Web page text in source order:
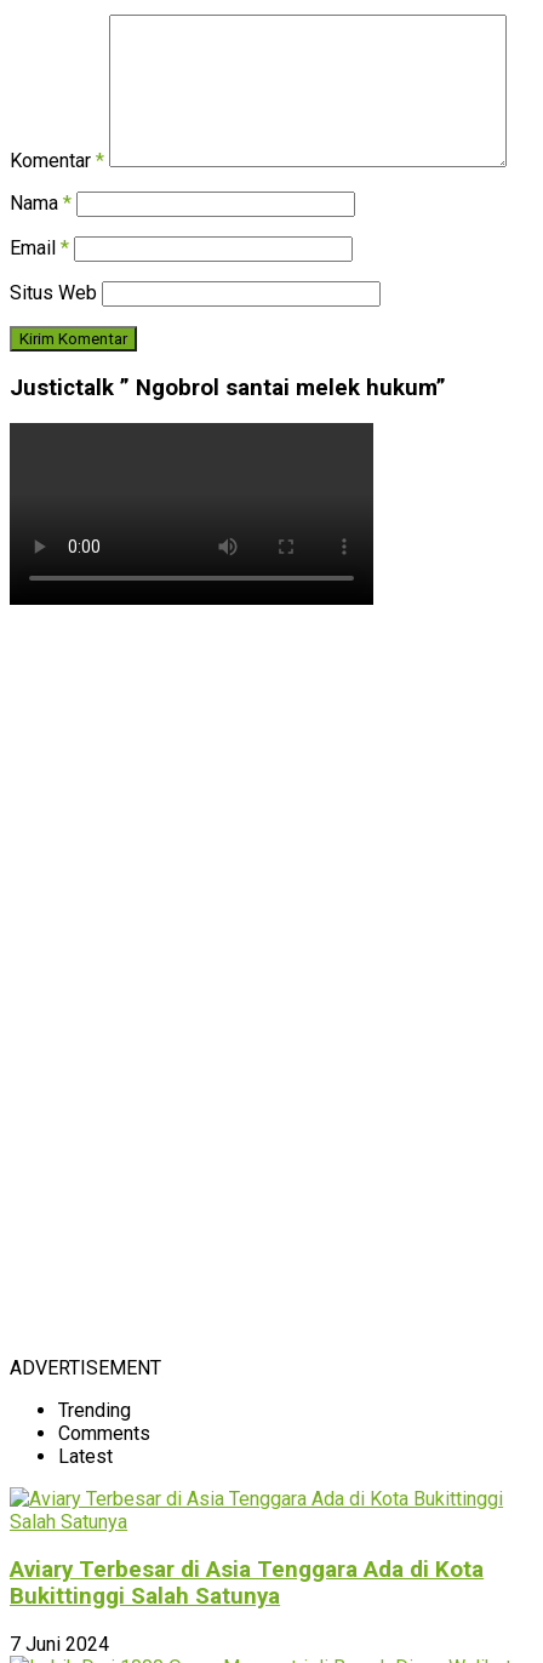
Komentar *
Nama *
Email *
Situs Web
Justictalk ” Ngobrol santai melek hukum”
ADVERTISEMENT
Trending
Comments
Latest
Aviary Terbesar di Asia Tenggara Ada di Kota
Bukittinggi Salah Satunya
7 Juni 2024